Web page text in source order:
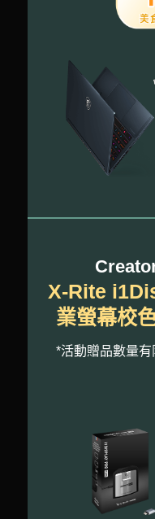
X-Rite
業螢幕校
*活動贈品數量